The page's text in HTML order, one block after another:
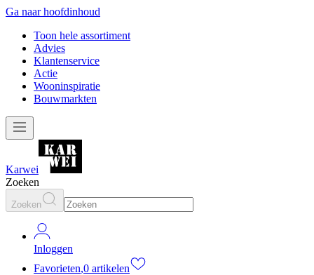
Ga naar hoofdinhoud
Toon hele assortiment
Advies
Klantenservice
Actie
Wooninspiratie
Bouwmarkten
Karwei
Zoeken
Zoeken
Inloggen
Favorieten,0 artikelen